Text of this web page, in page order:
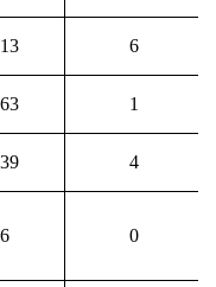
6
1
4
6 0